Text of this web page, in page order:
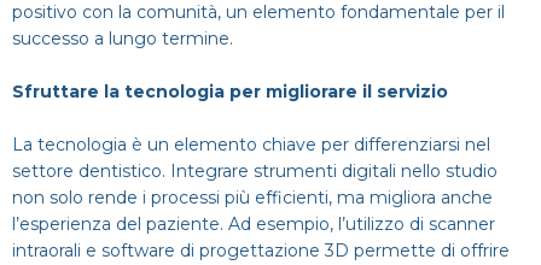
positivo con la comunità, un elemento fondamentale per il
successo a lungo termine.
Sfruttare la tecnologia per migliorare il servizio
La tecnologia è un elemento chiave per differenziarsi nel
settore dentistico. Integrare strumenti digitali nello studio
non solo rende i processi più efficienti, ma migliora anche
l’esperienza del paziente. Ad esempio, l’utilizzo di scanner
intraorali e software di progettazione 3D permette di offrire